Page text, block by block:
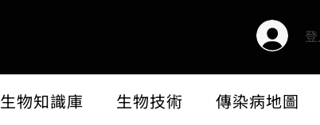
生物知識庫 生物技術 傳染病地圖